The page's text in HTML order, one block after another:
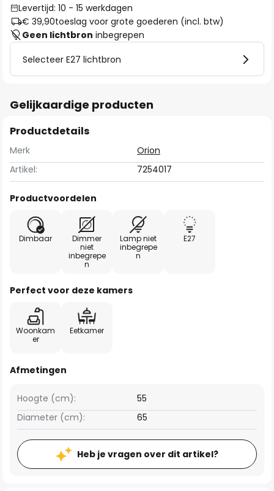
Levertijd: 10 - 15 werkdagen
€ 39,90toeslag voor grote goederen (incl. btw)
Geen lichtbron inbegrepen
Selecteer E27 lichtbron
Gelijkaardige producten
Productdetails
Merk
Orion
Artikel:
7254017
Productvoordelen
Dimbaar
Dimmer
niet
inbegrepe
n
Lamp niet
inbegrepe
n
E27
Perfect voor deze kamers
Woonkam
er
Eetkamer
Afmetingen
Hoogte (cm):
55
Diameter (cm):
65
Heb je vragen over dit artikel?